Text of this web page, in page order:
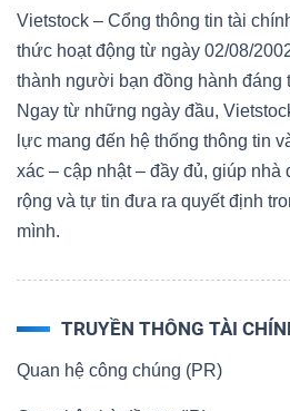
Vietstock – Cổng thông tin tài
thức hoạt động từ ngày 02/08/
thành người bạn đồng hành đáng
Ngay từ những ngày đầu,
lực mang đến hệ thống thông tin
xác – cập nhật – đầy đủ, giúp nhà
rộng và tự tin đưa ra quyết định
mình.
TRUYỀN THÔNG TÀI
Quan hệ công chúng (PR)
NGÀNH
DOANH
NGHIỆP